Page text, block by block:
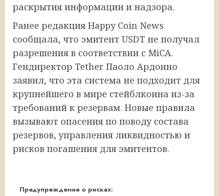
раскрытия информации и надзора.
Ранее редакция Happy Coin News
сообщала, что эмитент USDT не получал
разрешения в соответствии с MiCA.
Гендиректор Tether Паоло Ардоино
заявил, что эта система не подходит для
крупнейшего в мире стейблкоина из-за
требований к резервам. Новые правила
вызывают опасения по поводу состава
резервов, управления ликвидностью и
рисков погашения для эмитентов.
Предупреждение о рисках: